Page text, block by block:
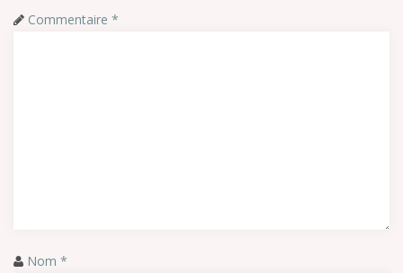
Commentaire *
Nom *